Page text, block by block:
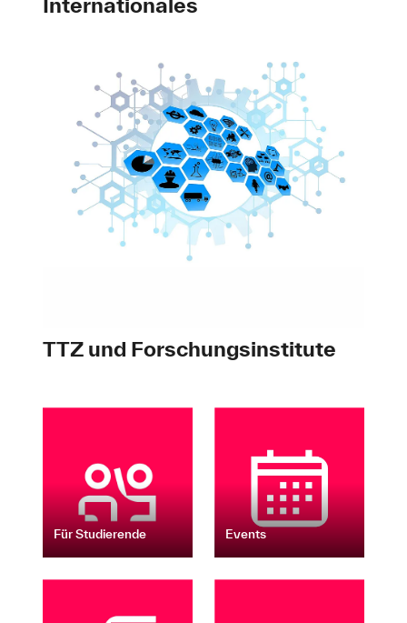
Internationales
TTZ und Forschungsinstitute
Für Studierende Events